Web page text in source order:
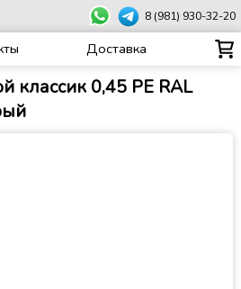
8 (981) 930-32-20
Доставка
классик 0,45 PE RAL